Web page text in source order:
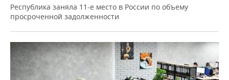
Республика заняла 11-е место в России по объему
просроченной задолженности